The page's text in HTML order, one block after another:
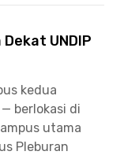
UNDIP
kedua
berlokasi di
utama
Pleburan